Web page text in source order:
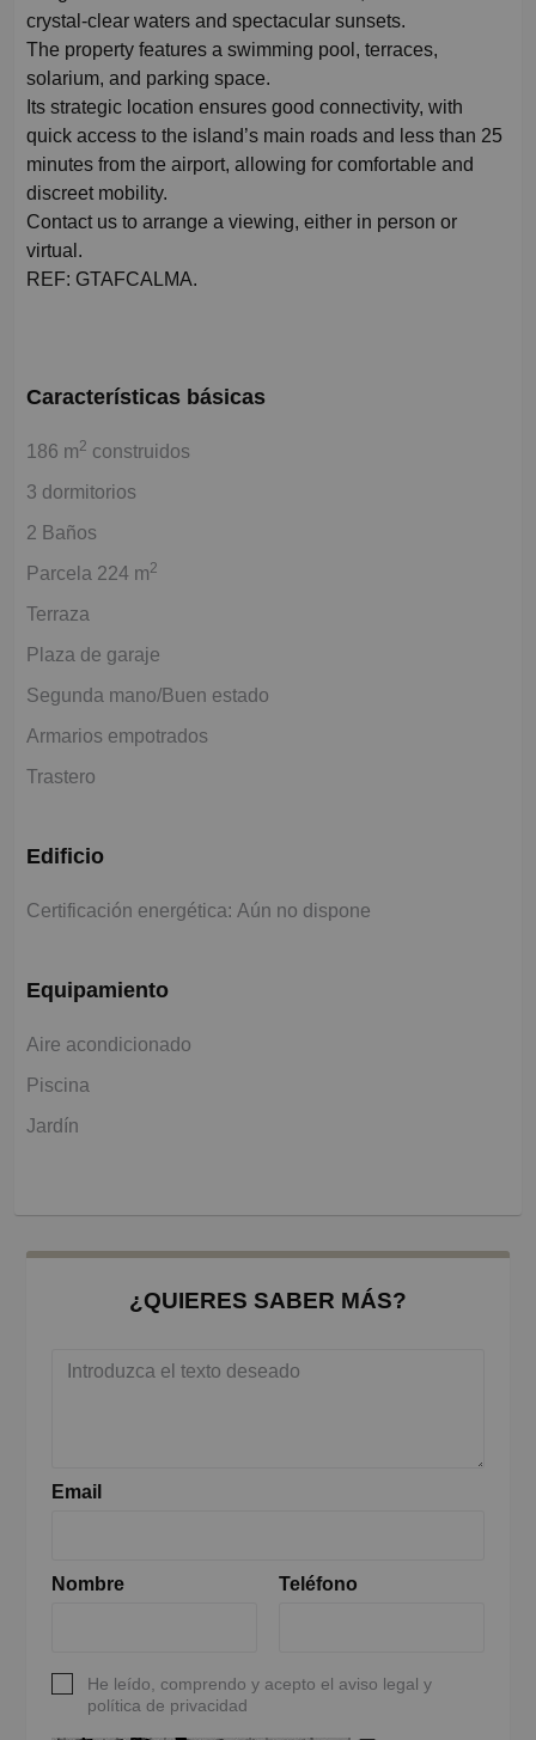
crystal-clear waters and spectacular sunsets.
The property features a swimming pool, terraces,
solarium, and parking space.
Its strategic location ensures good connectivity, with
quick access to the island’s main roads and less than 25
minutes from the airport, allowing for comfortable and
discreet mobility.
Contact us to arrange a viewing, either in person or
virtual.
REF: GTAFCALMA.
Características básicas
186 m2 construidos
3 dormitorios
2 Baños
Parcela 224 m2
Terraza
Plaza de garaje
Segunda mano/Buen estado
Armarios empotrados
Trastero
Edificio
Certificación energética: Aún no dispone
Equipamiento
Aire acondicionado
Piscina
Jardín
¿QUIERES SABER MÁS?
Email
Nombre Teléfono
He leído, comprendo y acepto el aviso legal y
política de privacidad